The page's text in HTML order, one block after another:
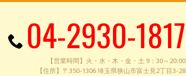
04-2930-1817
【営業時間】火・水・木・金・土 9：30～20:00
【住所】〒350-1306 埼玉県狭山市富士見2丁目3-28